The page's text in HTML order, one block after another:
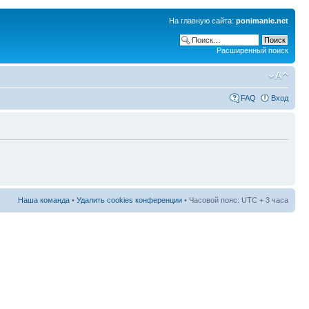
На главную сайта: ponimanie.net
Расширенный поиск
FAQ Вход
Наша команда • Удалить cookies конференции • Часовой пояс: UTC + 3 часа